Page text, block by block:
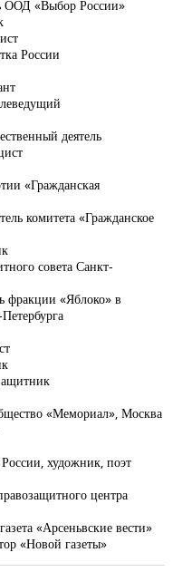
ООД «Выбор России»
России
деятель
«Гражданская
комитета «Гражданское
совета Санкт-
фракции «Яблоко» в
«Мемориал», Москва
художник, поэт
центра
«Арсеньвские вести»
«Новой газеты»